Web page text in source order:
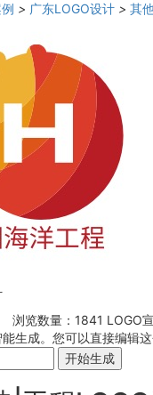
> 广东LOGO设计 > 其
浏览数量：1841 LOGO
生成。您可以直接编辑
开始生成